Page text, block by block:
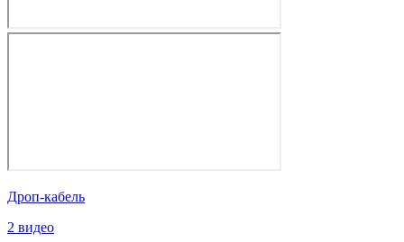
Дроп-кабель
2 видео